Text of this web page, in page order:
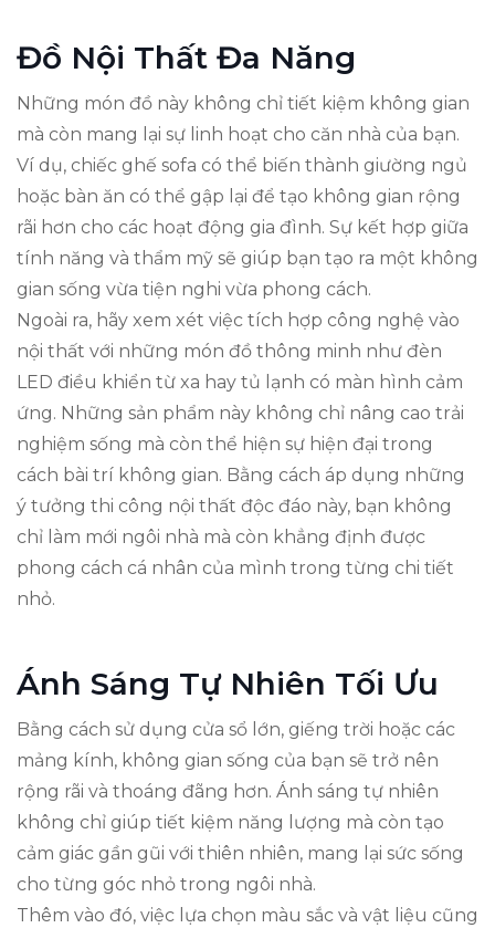
Đồ Nội Thất Đa Năng
Những món đồ này không chỉ tiết kiệm không gian
mà còn mang lại sự linh hoạt cho căn nhà của bạn.
Ví dụ, chiếc ghế sofa có thể biến thành giường ngủ
hoặc bàn ăn có thể gập lại để tạo không gian rộng
rãi hơn cho các hoạt động gia đình. Sự kết hợp giữa
tính năng và thẩm mỹ sẽ giúp bạn tạo ra một không
gian sống vừa tiện nghi vừa phong cách.
Ngoài ra, hãy xem xét việc tích hợp công nghệ vào
nội thất với những món đồ thông minh như đèn
LED điều khiển từ xa hay tủ lạnh có màn hình cảm
ứng. Những sản phẩm này không chỉ nâng cao trải
nghiệm sống mà còn thể hiện sự hiện đại trong
cách bài trí không gian. Bằng cách áp dụng những
ý tưởng thi công nội thất độc đáo này, bạn không
chỉ làm mới ngôi nhà mà còn khẳng định được
phong cách cá nhân của mình trong từng chi tiết
nhỏ.
Ánh Sáng Tự Nhiên Tối Ưu
Bằng cách sử dụng cửa sổ lớn, giếng trời hoặc các
mảng kính, không gian sống của bạn sẽ trở nên
rộng rãi và thoáng đãng hơn. Ánh sáng tự nhiên
không chỉ giúp tiết kiệm năng lượng mà còn tạo
cảm giác gần gũi với thiên nhiên, mang lại sức sống
cho từng góc nhỏ trong ngôi nhà.
Thêm vào đó, việc lựa chọn màu sắc và vật liệu cũng